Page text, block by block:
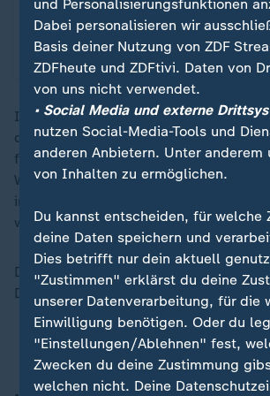
Gastronomie, so eine Studie des IW-
mit Video1:37
Im Geschäft mit den Sammelalben
die Einnahmen. Aus dem simplen
früher ist inzwischen ein
Wachstumsmarkt rund um Trading
international organisiert, digital
wirtschaftlich hochprofitabel.
Die anstehende Fußball-WM
Doch es gibt auch Kritik. Mehr dazu
Wie zwei Brüder die
und Personalisierungsfunktionen
Dabei personalisieren wir
Basis deiner Nutzung von ZDF
ZDFheute und ZDFtivi. Daten von
von uns nicht verwendet.
• Social Media und externe
nutzen Social-Media-Tools und
anderen Anbietern. Unter anderem
von Inhalten zu ermöglichen.
Du kannst entscheiden, für welche
deine Daten speichern und
Dies betrifft nur dein aktuell
"Zustimmen" erklärst du deine
unserer Datenverarbeitung, für die
Einwilligung benötigen. Oder du
"Einstellungen/Ablehnen" fest,
Zwecken du deine Zustimmung
welchen nicht. Deine